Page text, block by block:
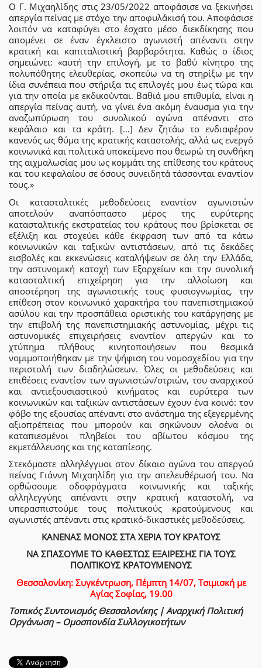
Ο Γ. Μιχαηλίδης στις 23/05/2022 αποφάσισε να ξεκινήσει
απεργία πείνας με στόχο την αποφυλάκισή του. Αποφάσισε
λοιπόν να καταφύγει στο έσχατο μέσο διεκδίκησης που
απομένει σε έναν έγκλειστο αγωνιστή απέναντι στην
κρατική και καπιταλιστική βαρβαρότητα. Καθώς ο ίδιος
σημειώνει: «αυτή την επιλογή, με το βαθύ κίνητρο της
πολυπόθητης ελευθερίας, σκοπεύω να τη στηρίξω με την
ίδια συνέπεια που στήριξα τις επιλογές μου έως τώρα και
για την οποία με εκδικούνται. Βαθιά μου επιθυμία, είναι η
απεργία πείνας αυτή, να γίνει ένα ακόμη έναυσμα για την
αναζωπύρωση του συνολικού αγώνα απέναντι στο
κεφάλαιο και τα κράτη. […] Δεν ζητάω το ενδιαφέρον
κανενός ως θύμα της κρατικής καταστολής, αλλά ως ενεργό
κοινωνικά και πολιτικά υποκείμενο που θεωρώ τη συνθήκη
της αιχμαλωσίας μου ως κομμάτι της επίθεσης του κράτους
και του κεφαλαίου σε όσους συνειδητά τάσσονται εναντίον
τους.»
Οι κατασταλτικές μεθοδεύσεις εναντίον αγωνιστών
αποτελούν αναπόσπαστο μέρος της ευρύτερης
κατασταλτικής εκστρατείας του κράτους που βρίσκεται σε
εξέλιξη και στοχεύει κάθε έκφραση των από τα κάτω
κοινωνικών και ταξικών αντιστάσεων, από τις δεκάδες
εισβολές και εκκενώσεις καταλήψεων σε όλη την Ελλάδα,
την αστυνομική κατοχή των Εξαρχείων και την συνολική
κατασταλτική επιχείρηση για την αλλοίωση και
αποστέρηση της αγωνιστικής τους φυσιογνωμίας, την
επίθεση στον κοινωνικό χαρακτήρα του πανεπιστημιακού
ασύλου και την προσπάθεια οριστικής του κατάργησης με
την επιβολή της πανεπιστημιακής αστυνομίας, μέχρι τις
αστυνομικές επιχειρήσεις εναντίον απεργών και το
χτύπημα πλήθους κινητοποιήσεων που θεσμικά
νομιμοποιήθηκαν με την ψήφιση του νομοσχεδίου για την
περιστολή των διαδηλώσεων. Όλες οι μεθοδεύσεις και
επιθέσεις εναντίον των αγωνιστών/στριών, του αναρχικού
και αντιεξουσιαστικού κινήματος και ευρύτερα των
κοινωνικών και ταξικών αντιστάσεων έχουν ένα κοινό: τον
φόβο της εξουσίας απέναντι στο ανάστημα της εξεγερμένης
αξιοπρέπειας που μπορούν και σηκώνουν ολοένα οι
καταπιεσμένοι πληβείοι του αβίωτου κόσμου της
εκμετάλλευσης και της καταπίεσης.
Στεκόμαστε αλληλέγγυοι στον δίκαιο αγώνα του απεργού
πείνας Γιάννη Μιχαηλίδη για την απελευθέρωσή του. Να
ορθώσουμε οδοφράγματα κοινωνικής και ταξικής
αλληλεγγύης απέναντι στην κρατική καταστολή, να
υπερασπιστούμε τους πολιτικούς κρατούμενους και
αγωνιστές απέναντι στις κρατικό-δικαστικές μεθοδεύσεις.
ΚΑΝΕΝΑΣ ΜΟΝΟΣ ΣΤΑ ΧΕΡΙΑ ΤΟΥ ΚΡΑΤΟΥΣ
ΝΑ ΣΠΑΣΟΥΜΕ ΤΟ ΚΑΘΕΣΤΩΣ ΕΞΑΙΡΕΣΗΣ ΓΙΑ ΤΟΥΣ
ΠΟΛΙΤΙΚΟΥΣ ΚΡΑΤΟΥΜΕΝΟΥΣ
Θεσσαλονίκη: Συγκέντρωση, Πέμπτη 14/07, Τσιμισκή με
Αγίας Σοφίας, 19.00
Τοπικός Συντονισμός Θεσσαλονίκης | Αναρχική Πολιτική
Οργάνωση – Ομοσπονδία Συλλογικοτήτων